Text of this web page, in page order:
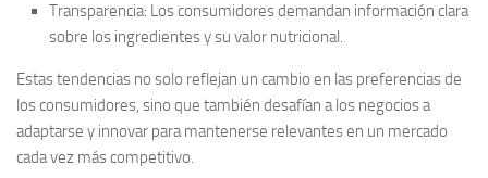
Transparencia: Los consumidores demandan información clara
sobre los ingredientes y su valor nutricional.
Estas tendencias no solo reflejan un cambio en las preferencias de
los consumidores, sino que también desafían a los negocios a
adaptarse y innovar para mantenerse relevantes en un mercado
cada vez más competitivo.